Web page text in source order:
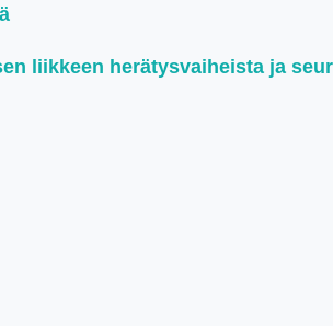
liikkeen herätysvaiheista ja